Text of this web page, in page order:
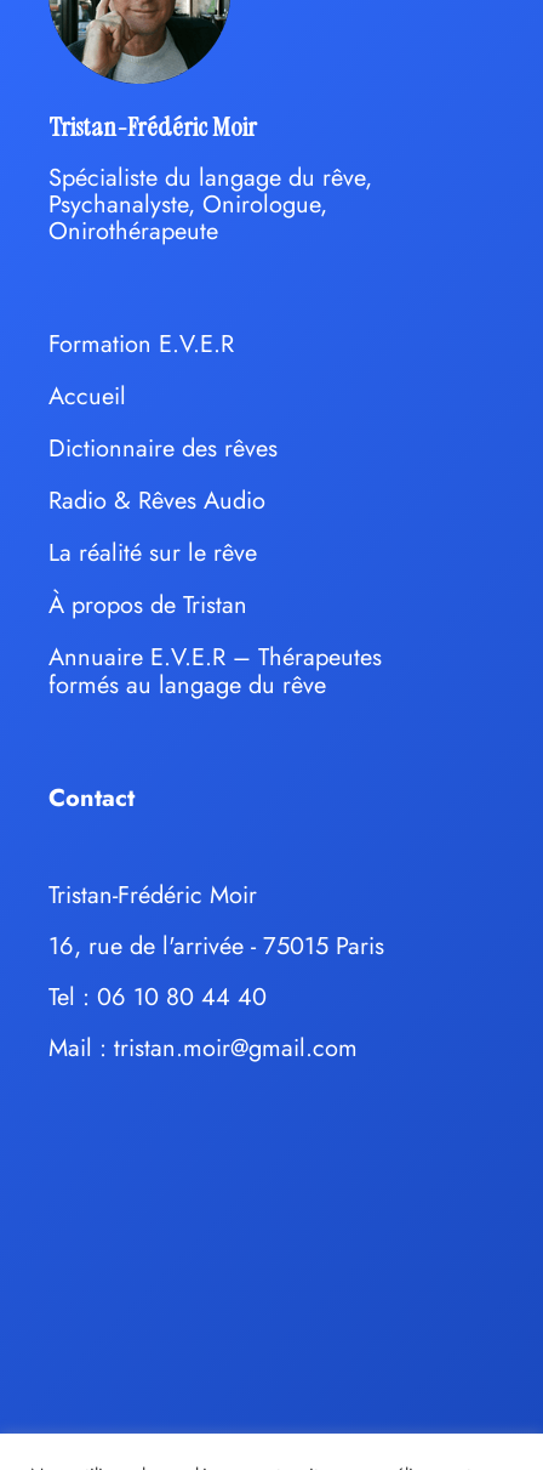
Tristan-Frédéric Moir
Spécialiste du langage du rêve,
Psychanalyste, Onirologue,
Onirothérapeute
Formation E.V.E.R
Accueil
Dictionnaire des rêves
Radio & Rêves Audio
La réalité sur le rêve
À propos de Tristan
Annuaire E.V.E.R – Thérapeutes
formés au langage du rêve
Contact
Tristan-Frédéric Moir
16, rue de l'arrivée - 75015 Paris
Tel : 06 10 80 44 40
Mail : tristan.moir@gmail.com